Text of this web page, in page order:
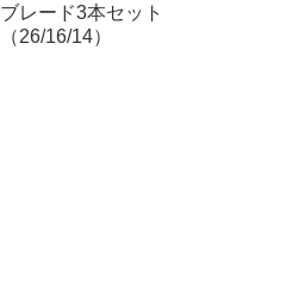
ブレード3本セット
（26/16/14）